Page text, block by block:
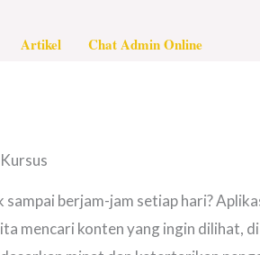
Artikel Chat Admin Online
berjam-jam setiap hari?
mencari konten yang ingin dilihat, di